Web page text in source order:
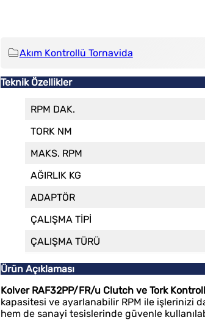
Akım Kontrollü Tornavida
Teknik Özellikler
RPM DAK.
TORK NM
MAKS. RPM
AĞIRLIK KG
ADAPTÖR
ÇALIŞMA TİPİ
ÇALIŞMA TÜRÜ
Ürün Açıklaması
Kolver RAF32PP/FR/u Clutch ve Tork
kapasitesi ve ayarlanabilir RPM ile işlerinizi
hem de sanayi tesislerinde güvenle